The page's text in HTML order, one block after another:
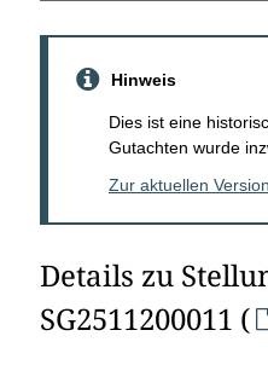
Hinweis
Dies ist eine
Gutachten wurde
Zur aktuellen
Details zu
SG2511200011 (